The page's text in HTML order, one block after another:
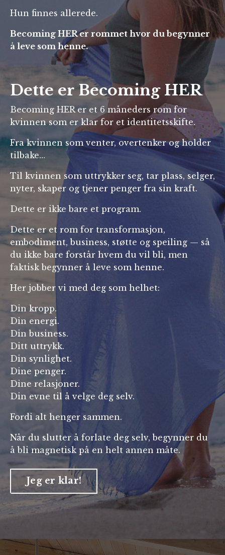
Hun finnes allerede.
Becoming HER er rommet hvor du begynner
å leve som henne.
Dette er Becoming HER
Becoming HER er et 6 måneders rom for
kvinnen som er klar for et identitetsskifte.
Fra kvinnen som venter, overtenker og holder
tilbake…
Til kvinnen som uttrykker seg, tar plass, selger,
nyter, skaper og tjener penger fra sin kraft.
Dette er ikke bare et program.
Dette er et rom for transformasjon,
embodiment, business, støtte og speiling — så
du ikke bare forstår hvem du vil bli, men
faktisk begynner å leve som henne.
Her jobber vi med deg som helhet:
Din kropp.
Din energi.
Din business.
Ditt uttrykk.
Din synlighet.
Dine penger.
Dine relasjoner.
Din evne til å velge deg selv.
Fordi alt henger sammen.
Når du slutter å forlate deg selv, begynner du
å bli magnetisk på en helt annen måte.
Jeg er klar!